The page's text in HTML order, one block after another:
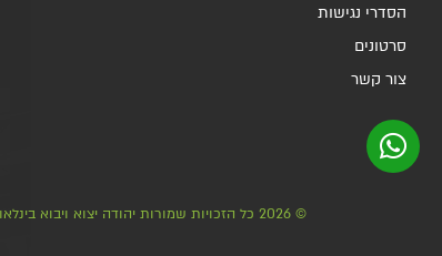
הסדרי נגישות
סרטונים
צור קשר
© 2026 כל הזכויות שמורות יהודה יצוא ויבוא בינלאומי (1971) בע"מ - תקרות אקוסטיות